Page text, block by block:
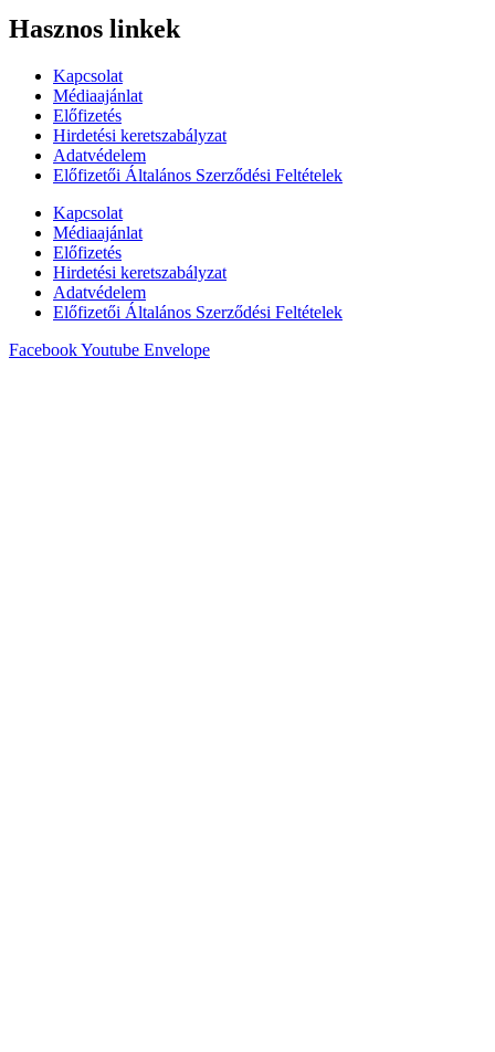
Hasznos linkek
Kapcsolat
Médiaajánlat
Előfizetés
Hirdetési keretszabályzat
Adatvédelem
Előfizetői Általános Szerződési Feltételek
Kapcsolat
Médiaajánlat
Előfizetés
Hirdetési keretszabályzat
Adatvédelem
Előfizetői Általános Szerződési Feltételek
FacebookYoutube Envelope